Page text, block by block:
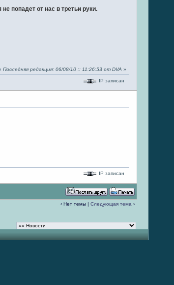
попадет от нас в третьи руки.
Последняя редакция: 06/08/10 :: 11:26:53 от DVA »
IP записан
IP записан
‹ Нет темы | Следующая тема ›